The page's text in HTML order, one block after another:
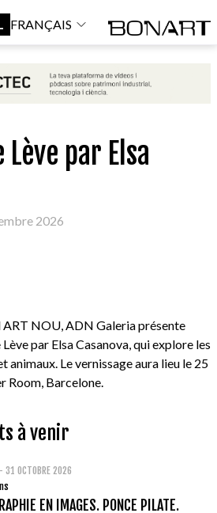
FRANÇAIS
Lève par Elsa
2026
ART NOU, ADN Galeria présente
par Elsa Casanova, qui explore les
animaux. Le vernissage aura lieu le 25
Room, Barcelone.
à venir
OCTOBRE 2026
EN IMAGES. PONCE PILATE.